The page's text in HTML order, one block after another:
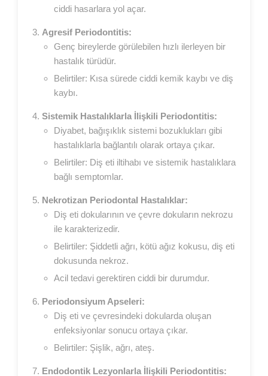
ciddi hasarlara yol açar.
Agresif Periodontitis:
Genç bireylerde görülebilen hızlı ilerleyen bir
hastalık türüdür.
Belirtiler: Kısa sürede ciddi kemik kaybı ve diş
kaybı.
Sistemik Hastalıklarla İlişkili Periodontitis:
Diyabet, bağışıklık sistemi bozuklukları gibi
hastalıklarla bağlantılı olarak ortaya çıkar.
Belirtiler: Diş eti iltihabı ve sistemik hastalıklara
bağlı semptomlar.
Nekrotizan Periodontal Hastalıklar:
Diş eti dokularının ve çevre dokuların nekrozu
ile karakterizedir.
Belirtiler: Şiddetli ağrı, kötü ağız kokusu, diş eti
dokusunda nekroz.
Acil tedavi gerektiren ciddi bir durumdur.
Periodonsiyum Apseleri:
Diş eti ve çevresindeki dokularda oluşan
enfeksiyonlar sonucu ortaya çıkar.
Belirtiler: Şişlik, ağrı, ateş.
Endodontik Lezyonlarla İlişkili Periodontitis: